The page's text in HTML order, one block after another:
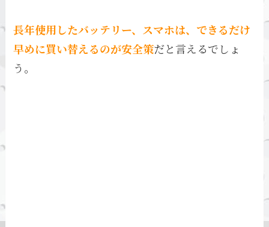
長年使用したバッテリー、スマホは、できるだけ
早めに買い替えるのが安全策だと言えるでしょ
う。